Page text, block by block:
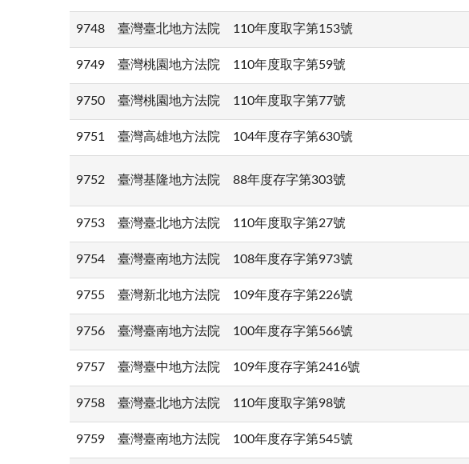
9748 臺灣臺北地方法院 110年度取字第153號
9749 臺灣桃園地方法院 110年度取字第59號
9750 臺灣桃園地方法院 110年度取字第77號
9751 臺灣高雄地方法院 104年度存字第630號
9752 臺灣基隆地方法院 88年度存字第303號
9753 臺灣臺北地方法院 110年度取字第27號
9754 臺灣臺南地方法院 108年度存字第973號
9755 臺灣新北地方法院 109年度存字第226號
9756 臺灣臺南地方法院 100年度存字第566號
9757 臺灣臺中地方法院 109年度存字第2416號
9758 臺灣臺北地方法院 110年度取字第98號
9759 臺灣臺南地方法院 100年度存字第545號